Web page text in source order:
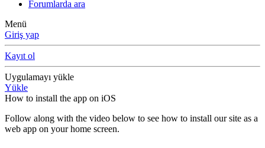
Forumlarda ara
Menü
Giriş yap
Kayıt ol
Uygulamayı yükle
Yükle
How to install the app on iOS
Follow along with the video below to see how to install our site as a
web app on your home screen.